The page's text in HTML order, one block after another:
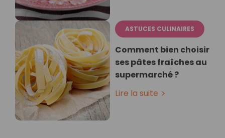
ASTUCES CULINAIRES
Comment bien choisir
ses pâtes fraîches au
supermarché ?
Lire la suite